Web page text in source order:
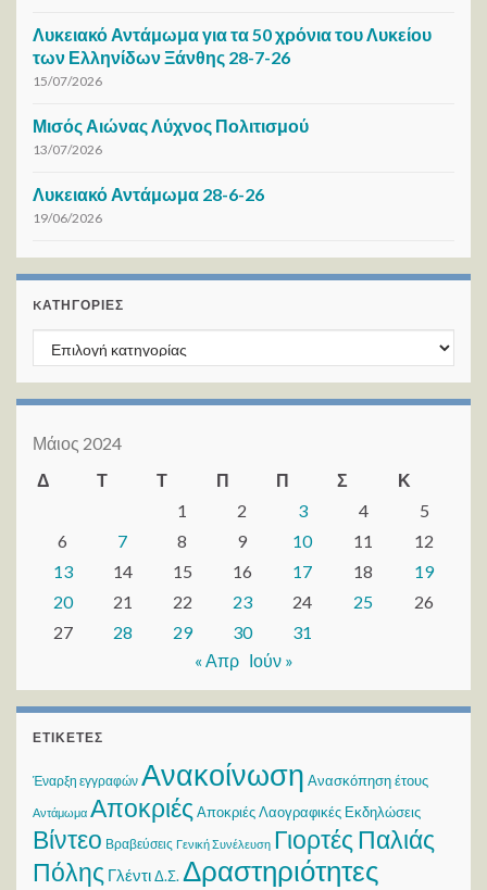
Λυκειακό Αντάμωμα για τα 50 χρόνια του Λυκείου
των Ελληνίδων Ξάνθης 28-7-26
15/07/2026
Μισός Αιώνας Λύχνος Πολιτισμού
13/07/2026
Λυκειακό Αντάμωμα 28-6-26
19/06/2026
KΑΤΗΓΟΡΊΕΣ
Kατηγορίες
Μάιος 2024
Δ
Τ Τ Π Π Σ
Κ
1
2 3 4
5
6
7 8 9 10 11
12
13
14 15 16 17 18
19
20
21 22 23 24 25
26
27
28 29 30
31
« Απρ Ιούν »
ΕΤΙΚΈΤΕΣ
Έναρξη εγγραφών Ανακοίνωση Ανασκόπηση έτους
Αντάμωμα Αποκριές Αποκριές Λαογραφικές Εκδηλώσεις
Βίντεο Βραβεύσεις Γενική Συνέλευση Γιορτές Παλιάς
Πόλης ΓλέντιΔ.Σ.Δραστηριότητες